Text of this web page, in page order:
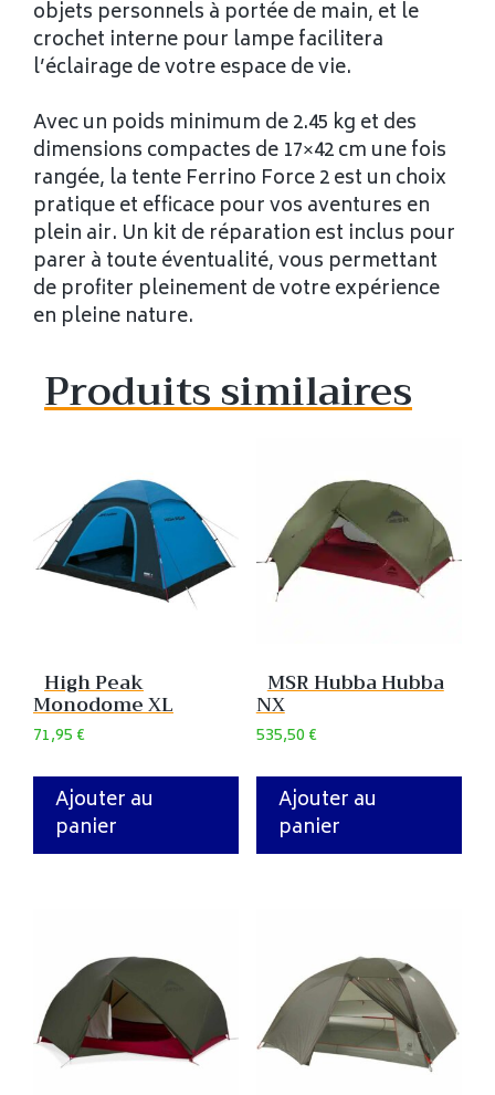
objets personnels à portée de main, et le
crochet interne pour lampe facilitera
l’éclairage de votre espace de vie.
Avec un poids minimum de 2.45 kg et des
dimensions compactes de 17×42 cm une fois
rangée, la tente Ferrino Force 2 est un choix
pratique et efficace pour vos aventures en
plein air. Un kit de réparation est inclus pour
parer à toute éventualité, vous permettant
de profiter pleinement de votre expérience
en pleine nature.
Produits similaires
High Peak
Monodome XL
71,95€
Ajouter au
panier
MSR Hubba Hubba
NX
535,50€
Ajouter au
panier